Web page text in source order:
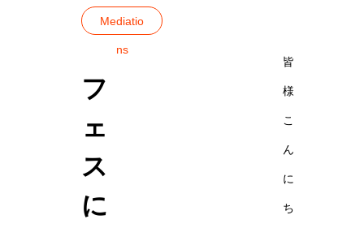
Mediatio
ns
フ
ェ
ス
に
皆
様
こ
ん
に
ち